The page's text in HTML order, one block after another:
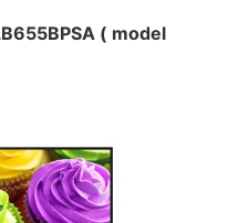
( model